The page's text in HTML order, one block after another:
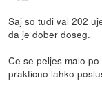
Saj so tudi val 202
da je dober doseg.
Ce se peljes malo
prakticno lahko